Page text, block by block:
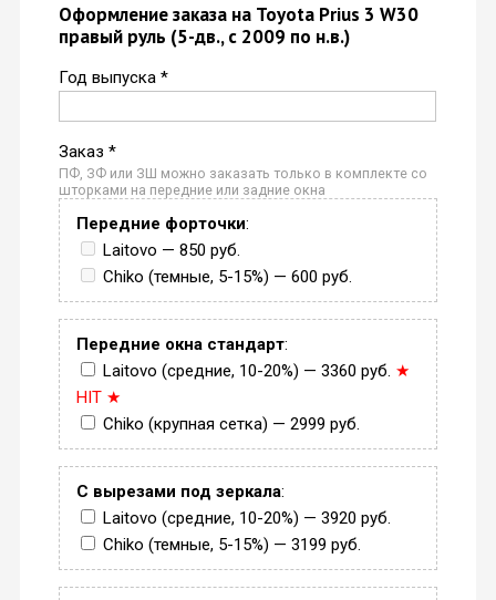
Оформление заказа на Toyota Prius 3 W30
правый руль (5-дв., с 2009 по н.в.)
Год выпуска *
Заказ *
ПФ, ЗФ или ЗШ можно заказать только в комплекте со
шторками на передние или задние окна
Передние форточки:
Laitovo — 850 руб.
Chiko (темные, 5-15%) — 600 руб.
Передние окна стандарт:
Laitovo (средние, 10-20%) — 3360 руб. ★
HIT ★
Chiko (крупная сетка) — 2999 руб.
С вырезами под зеркала:
Laitovo (средние, 10-20%) — 3920 руб.
Chiko (темные, 5-15%) — 3199 руб.